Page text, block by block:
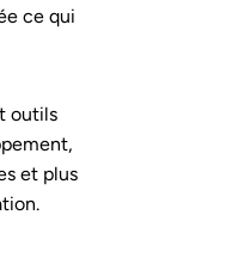
ce qui
outils
et plus